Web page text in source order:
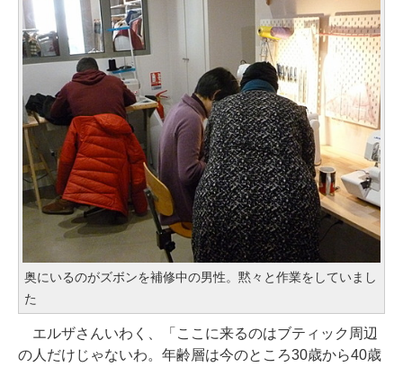
奥にいるのがズボンを補修中の男性。黙々と作業をしていまし
た
エルザさんいわく、「ここに来るのはブティック周辺
の人だけじゃないわ。年齢層は今のところ30歳から40歳